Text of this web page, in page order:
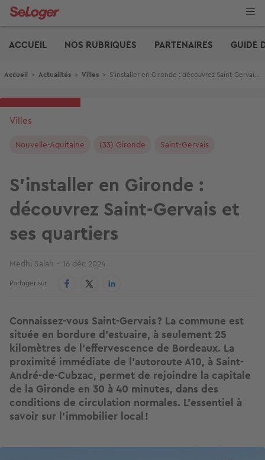
Aller
ACCUEIL
NOS RUBRIQUES PARTENAIRES GUIDE
Fil d'Ariane
Accueil > Actualités > Villes > S’installer en Gironde : découvrez Saint-Gervais et ses quartiers
Villes
Nouvelle-Aquitaine (33) Gironde Saint-Gervais
S’installer en Gironde :
découvrez Saint-Gervais et
ses quartiers
Medhi Salah 16 déc 2024
Partager sur
Connaissez-vous Saint-Gervais ? La commune est
située en bordure d’estuaire, à seulement 25
kilomètres de l’effervescence de Bordeaux. La
proximité immédiate de l’autoroute A10, à Saint-
André-de-Cubzac, permet de rejoindre la capitale
de la Gironde en 30 à 40 minutes, dans des
conditions de circulation normales. L’essentiel à
savoir sur l’immobilier local !
Image